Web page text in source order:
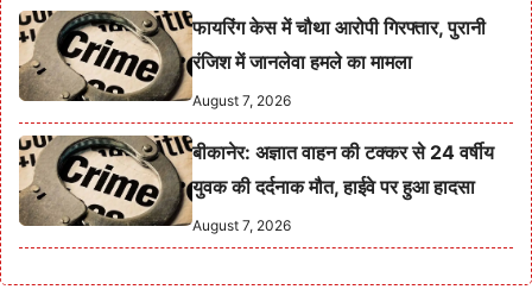
फायरिंग केस में चौथा आरोपी गिरफ्तार, पुरानी
रंजिश में जानलेवा हमले का मामला
August 7, 2026
बीकानेर: अज्ञात वाहन की टक्कर से 24 वर्षीय
युवक की दर्दनाक मौत, हाईवे पर हुआ हादसा
August 7, 2026